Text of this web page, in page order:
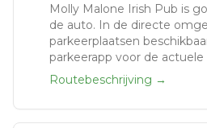
Molly Malone Irish Pub is
de auto. In de directe
parkeerplaatsen
parkeerapp voor de
Routebeschrijving →